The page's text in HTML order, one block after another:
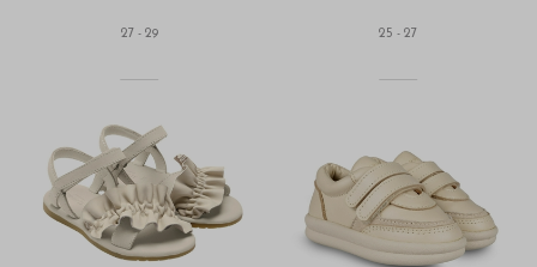
27 - 29 25 - 27